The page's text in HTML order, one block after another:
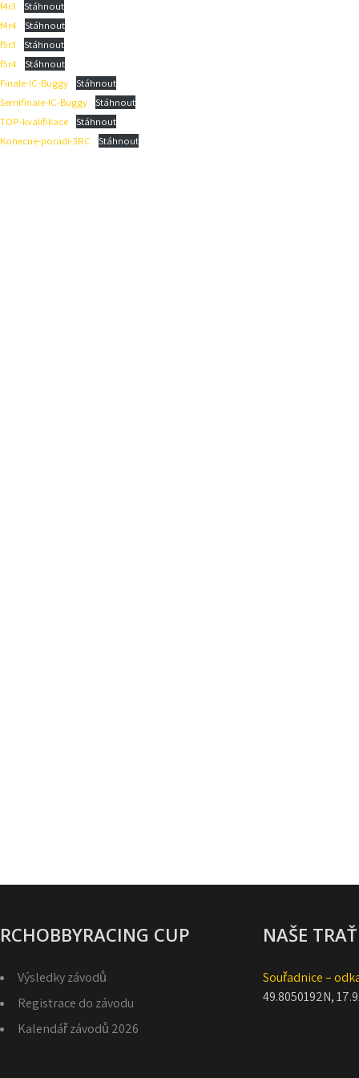
f4r3
Stáhnout
f4r4
Stáhnout
f5r3
Stáhnout
f5r4
Stáhnout
Finale-IC-Buggy Stáhnout
Semifinale-IC-Buggy Stáhnout
TOP-kvalifikace Stáhnout
Konecne-poradi-3RC
Stáhnout
RCHOBBYRACING CUP
Výsledky závodů
Registrace do závodu
Kalendář závodů 2026
NAŠE TRAŤ
Souřadnice –
49.8050192N,